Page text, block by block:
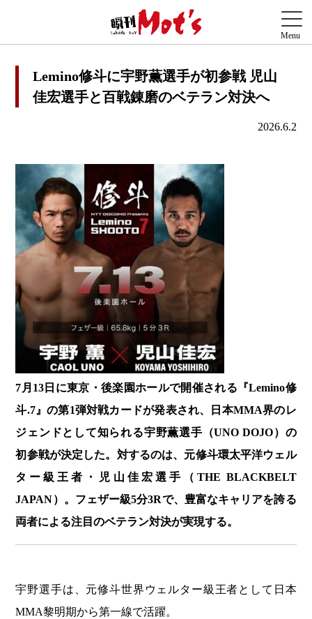
Lemino修斗に宇野薫選手が初参戦 児山
佳宏選手と百戦錬磨のベテラン対決へ
2026.6.2
7月13日に東京・後楽園ホールで開催される『Lemino修
斗.7』の第1弾対戦カードが発表され、日本MMA界のレ
ジェンドとして知られる宇野薫選手（UNO DOJO）の
初参戦が決定した。対するのは、元修斗環太平洋ウェル
ター級王者・児山佳宏選手（THE BLACKBELT
JAPAN）。フェザー級5分3Rで、豊富なキャリアを誇る
両者による注目のベテラン対決が実現する。
宇野選手は、元修斗世界ウェルター級王者として日本
MMA黎明期から第一線で活躍。